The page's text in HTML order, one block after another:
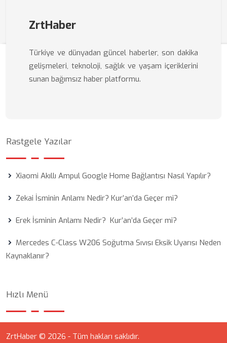
ZrtHaber
Türkiye ve dünyadan güncel haberler, son dakika
gelişmeleri, teknoloji, sağlık ve yaşam içeriklerini
sunan bağımsız haber platformu.
Rastgele Yazılar
Xiaomi Akıllı Ampul Google Home Bağlantısı Nasıl Yapılır?
Zekai İsminin Anlamı Nedir? Kur’an’da Geçer mi?
Erek İsminin Anlamı Nedir? Kur’an’da Geçer mi?
Mercedes C-Class W206 Soğutma Sıvısı Eksik Uyarısı Neden
Kaynaklanır?
Hızlı Menü
ZrtHaber © 2026 - Tüm hakları saklıdır.